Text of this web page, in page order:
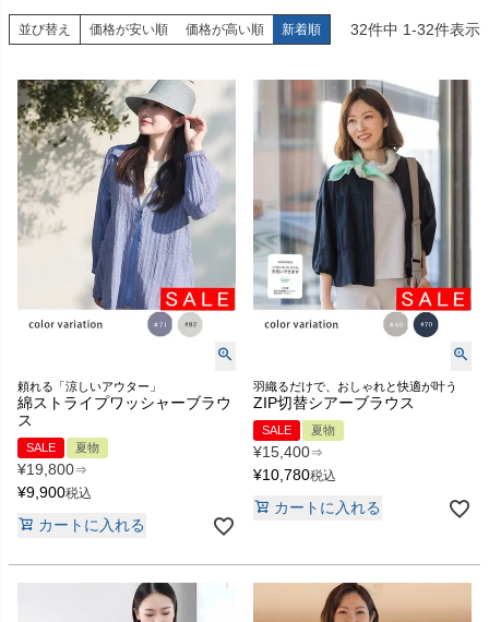
並び替え 価格が安い順 価格が高い順 新着順 32件中 1-32件表示
頼れる「涼しいアウター」
綿ストライプワッシャーブラウ
ス
SALE 夏物
¥19,800⇒
¥9,900税込
カートに入れる
羽織るだけで、おしゃれと快適が叶う
ZIP切替シアーブラウス
SALE 夏物
¥15,400⇒
¥10,780税込
カートに入れる